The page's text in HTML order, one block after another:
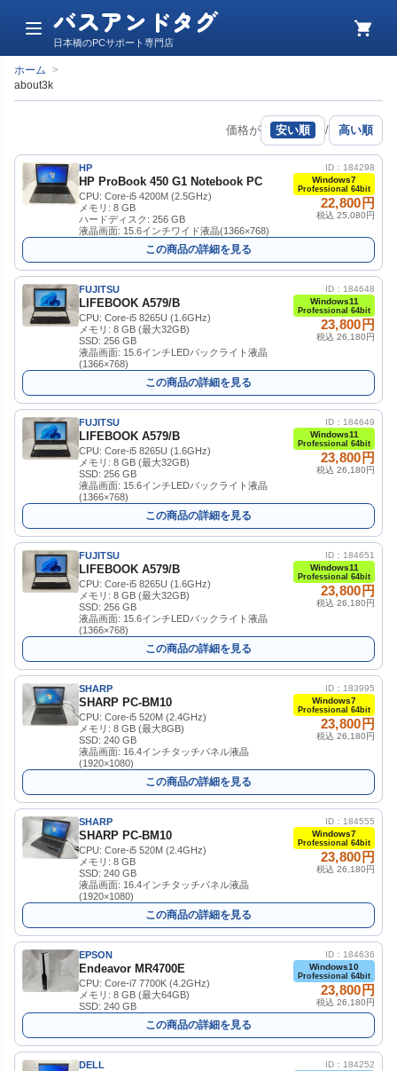
メ
ュ
ー
バスアンドタグ
日本橋のPCサポート専門店
カ
ホーム >
about3k
価格が 安い順 / 高い順
HP
HP ProBook 450 G1 Notebook PC
CPU: Core-i5 4200M (2.5GHz)
メモリ: 8 GB
ハードディスク: 256 GB
液晶画面: 15.6インチワイド液晶(1366×768)
ID：184298
Windows7
Professional 64bit
22,800円
税込 25,080円
この商品の詳細を見る
FUJITSU
LIFEBOOK A579/B
CPU: Core-i5 8265U (1.6GHz)
メモリ: 8 GB (最大32GB)
SSD: 256 GB
液晶画面: 15.6インチLEDバックライト液晶
(1366×768)
ID：184648
Windows11
Professional 64bit
23,800円
税込 26,180円
この商品の詳細を見る
FUJITSU
LIFEBOOK A579/B
CPU: Core-i5 8265U (1.6GHz)
メモリ: 8 GB (最大32GB)
SSD: 256 GB
液晶画面: 15.6インチLEDバックライト液晶
(1366×768)
ID：184649
Windows11
Professional 64bit
23,800円
税込 26,180円
この商品の詳細を見る
FUJITSU
LIFEBOOK A579/B
CPU: Core-i5 8265U (1.6GHz)
メモリ: 8 GB (最大32GB)
SSD: 256 GB
液晶画面: 15.6インチLEDバックライト液晶
(1366×768)
ID：184651
Windows11
Professional 64bit
23,800円
税込 26,180円
この商品の詳細を見る
SHARP
SHARP PC-BM10
CPU: Core-i5 520M (2.4GHz)
メモリ: 8 GB (最大8GB)
SSD: 240 GB
液晶画面: 16.4インチタッチパネル液晶
(1920×1080)
ID：183995
Windows7
Professional 64bit
23,800円
税込 26,180円
この商品の詳細を見る
SHARP
SHARP PC-BM10
CPU: Core-i5 520M (2.4GHz)
メモリ: 8 GB
SSD: 240 GB
液晶画面: 16.4インチタッチパネル液晶
(1920×1080)
ID：184555
Windows7
Professional 64bit
23,800円
税込 26,180円
この商品の詳細を見る
EPSON
Endeavor MR4700E
CPU: Core-i7 7700K (4.2GHz)
メモリ: 8 GB (最大64GB)
SSD: 240 GB
ID：184636
Windows10
Professional 64bit
23,800円
税込 26,180円
この商品の詳細を見る
DELL
ID：184252